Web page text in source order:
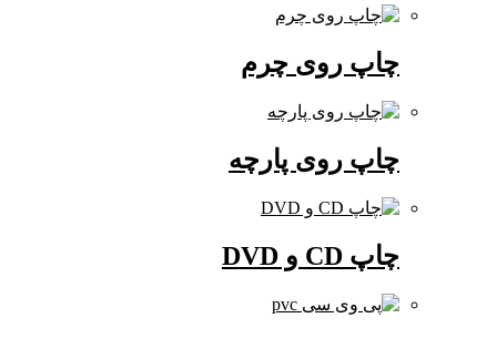
چاپ روی چرم
چاپ روی پارچه